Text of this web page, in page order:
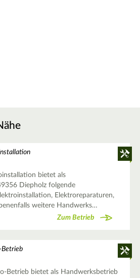
bietet als
Diepholz folgende
Elektroreparaturen,
weitere Handwerks…
Zum Betrieb
Betrieb
Betrieb bietet als Handwerksbetrieb